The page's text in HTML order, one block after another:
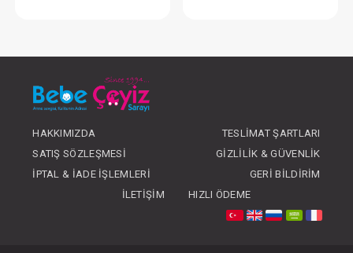
OLUNUZ
HAKKIMIZDA
TESLIMAT ŞARTLARI
SATIŞ SÖZLEŞMESI
GIZLILIK & GÜVENLIK
İPTAL & İADE İŞLEMLERI
GERI BILDIRIM
İLETIŞIM
HIZLI ÖDEME